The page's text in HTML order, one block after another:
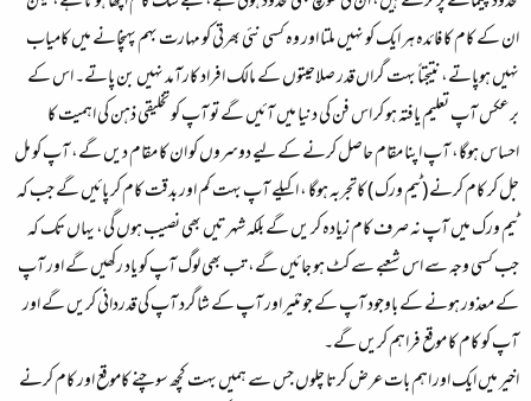
ان کے کام کا فائدہ ہر ایک کو نہیں ملتا اور وہ کسی نئی بھرتی کو مہارت بہم پہنچانے میں کامیاب
نہیں ہوپاتے، نتیجتاً بہت گراں قدر صلاحیتوں کے مالک افراد کارآمد نہیں بن پاتے۔ اس کے
برعکس آپ تعلیم یافتہ ہو کر اس فن کی دنیا میں آئیں گے تو آپ کو تخلیقی ذہن کی اہمیت کا
احساس ہوگا، آپ اپنا مقام حاصل کرنے کے لیے دوسروں کو ان کا مقام دیں گے، آپ کو مل
جل کر کام کرنے (ٹیم ورک ) کاتجربہ ہوگا ، اکیلے آپ بہت کم اور بدقت کام کر پائیں گے جب کہ
ٹیم ورک میں آپ نہ صرف کام زیادہ کر یں گے بلکہ شہرتیں بھی نصیب ہوں گی، یہاں تک کہ
جب کسی وجہ سے اس شعبے سے کٹ ہو جائیں گے، تب بھی لوگ آپ کو یاد رکھیں گے اور آپ
کے معذور ہونے کے باوجود آپ کے جونئیر اور آپ کے شاگرد آپ کی قدردانی کریں گے اور
آپ کو کام کا موقع فراہم کریں گے۔
اخیر میں ایک اور اہم بات عرض کرتا چلوں جس سے ہمیں بہت کچھ سوچنے کاموقع اور کام کرنے